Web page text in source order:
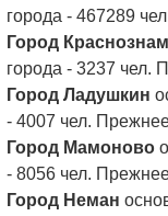
города - 467289
Город
города - 3237 чел.
Город Ладушкин
- 4007 чел.
Город Мамоново
- 8056 чел.
Город Неман